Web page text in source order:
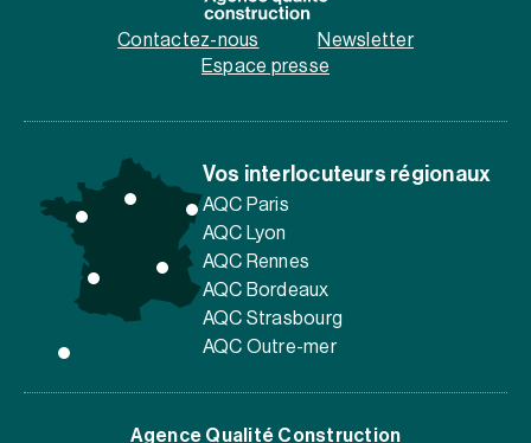
Contactez-nous
Newsletter
Espace presse
Vos interlocuteurs régionaux
AQC Paris
AQC Lyon
AQC Rennes
AQC Bordeaux
AQC Strasbourg
AQC Outre-mer
Agence Qualité Construction